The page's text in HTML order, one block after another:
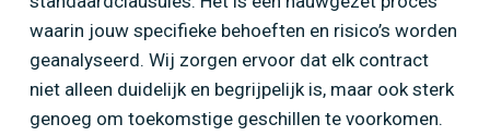
waarin jouw specifieke behoeften en risico’s worden
geanalyseerd. Wij zorgen ervoor dat elk contract
niet alleen duidelijk en begrijpelijk is, maar ook sterk
genoeg om toekomstige geschillen te voorkomen.